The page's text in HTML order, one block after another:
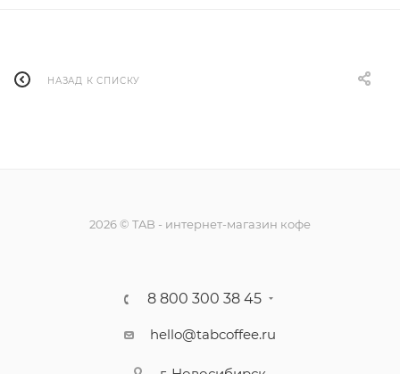
НАЗАД К СПИСКУ
2026 © TAB - интернет-магазин кофе
8 800 300 38 45
hello@tabcoffee.ru